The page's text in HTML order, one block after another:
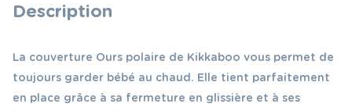
Description
La couverture Ours polaire de Kikkaboo vous permet de
toujours garder bébé au chaud. Elle tient parfaitement
en place grâce à sa fermeture en glissière et à ses